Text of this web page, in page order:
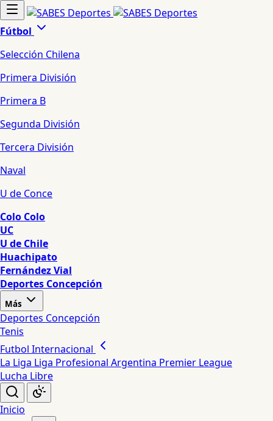
Fútbol
Selección Chilena
Primera División
Primera B
Segunda División
Tercera División
Naval
U de Conce
Colo Colo
UC
U de Chile
Huachipato
Fernández Vial
Deportes Concepción
Más
Deportes Concepción
Tenis
Futbol Internacional
La Liga Liga Profesional Argentina Premier League
Lucha Libre
Inicio